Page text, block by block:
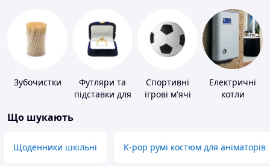
Зубочистки
Футляри та
підставки для
Спортивні
ігрові м'ячі
Електричні
котли
Що шукають
Щоденники шкільні K-pop румі костюм для аніматорів